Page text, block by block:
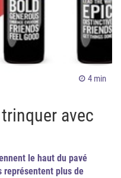
4 min
avec
le haut du pavé
représentent plus de